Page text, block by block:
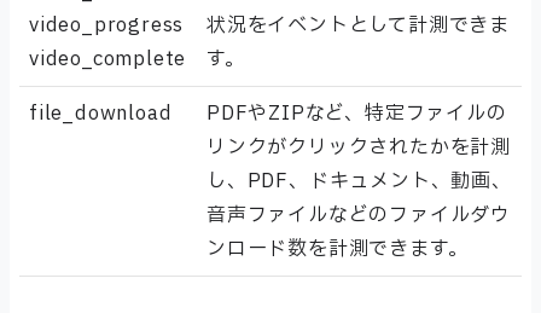
video_progress
video_complete
状況をイベントとして計測できま
す。
file_download
PDFやZIPなど、特定ファイルの
リンクがクリックされたかを計測
し、PDF、ドキュメント、動画、
音声ファイルなどのファイルダウ
ンロード数を計測できます。